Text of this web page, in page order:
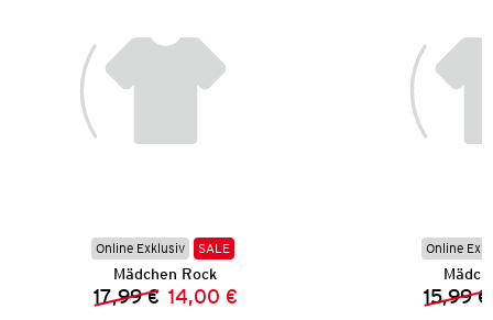
Online Exklusiv SALE
Mädchen Rock
Vorheriger Preis:
17,99 € Neuer Preis:
14,00 €
Online
15,99 €